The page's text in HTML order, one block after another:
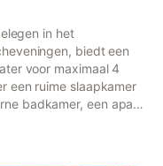
in het
biedt een
voor maximaal 4
een ruime slaapkamer
badkamer, een apart
de Noordzee. De